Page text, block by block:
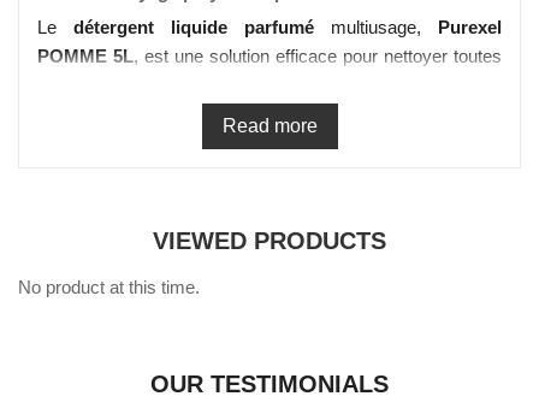
Le détergent liquide parfumé multiusage,
Purexel
POMME 5L, est une solution efficace pour nettoyer toutes
les graisses et les saletés les plus tenaces, tout en laissant
Grâce à son conditionnement pratique de 5 litres, vous
racheter du produit fréquemment.
vous soyez un particulier ou un professionnel, votre
Read more
VIEWED PRODUCTS
No product at this time.
OUR TESTIMONIALS